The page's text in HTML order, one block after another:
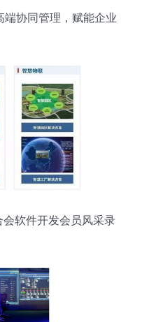
端协同管理，赋能企业
软件开发会员风采录